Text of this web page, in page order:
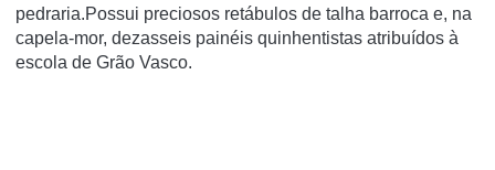
pedraria.Possui preciosos retábulos de talha barroca e, na
capela-mor, dezasseis painéis quinhentistas atribuídos à
escola de Grão Vasco.